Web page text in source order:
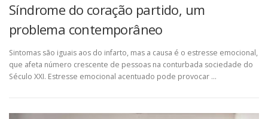
Síndrome do coração partido, um
problema contemporâneo
Sintomas são iguais aos do infarto, mas a causa é o estresse emocional,
que afeta número crescente de pessoas na conturbada sociedade do
Século XXI. Estresse emocional acentuado pode provocar …